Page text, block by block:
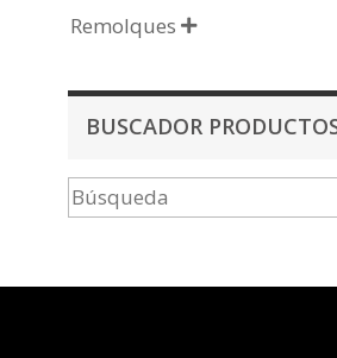
Remolques 
BUSCADOR